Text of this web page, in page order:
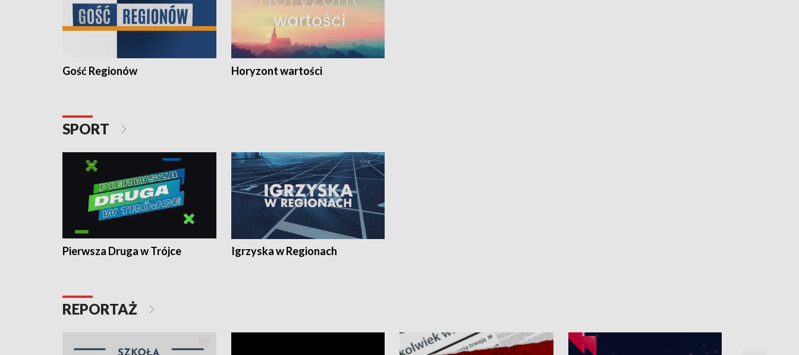
Gość Regionów Horyzont wartości
SPORT
Pierwsza Druga w Trójce Igrzyska w Regionach
REPORTAŻ